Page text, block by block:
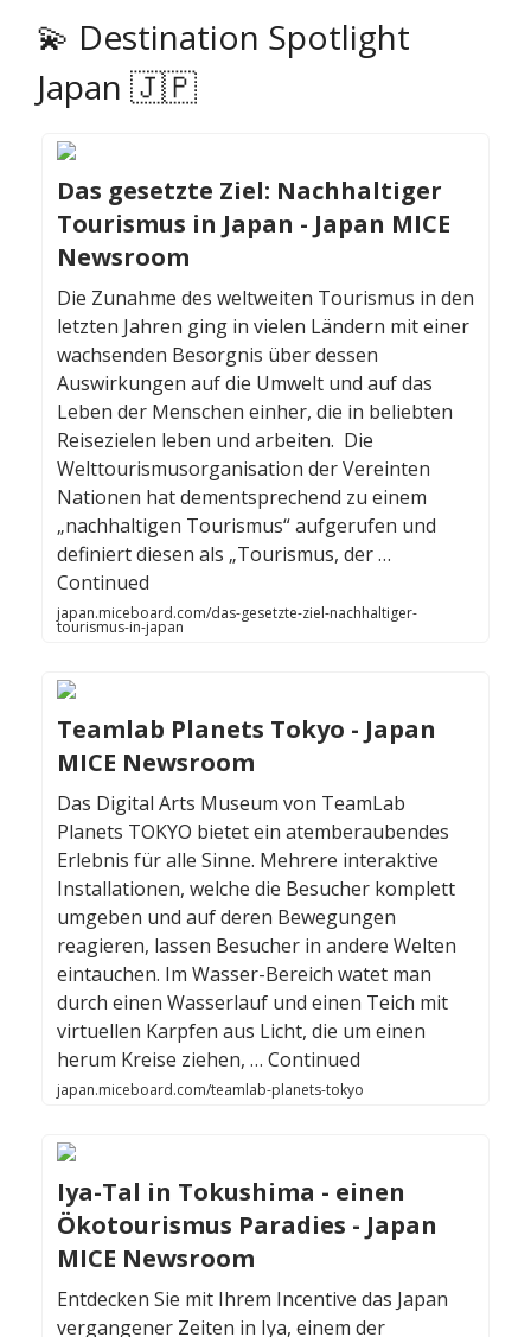
💫 Destination Spotlight
Japan 🇯🇵
Das gesetzte Ziel: Nachhaltiger
Tourismus in Japan - Japan MICE
Newsroom
Die Zunahme des weltweiten Tourismus in den
letzten Jahren ging in vielen Ländern mit einer
wachsenden Besorgnis über dessen
Auswirkungen auf die Umwelt und auf das
Leben der Menschen einher, die in beliebten
Reisezielen leben und arbeiten. Die
Welttourismusorganisation der Vereinten
Nationen hat dementsprechend zu einem
„nachhaltigen Tourismus“ aufgerufen und
definiert diesen als „Tourismus, der …
Continued
japan.miceboard.com/das-gesetzte-ziel-nachhaltiger-
tourismus-in-japan
Teamlab Planets Tokyo - Japan
MICE Newsroom
Das Digital Arts Museum von TeamLab
Planets TOKYO bietet ein atemberaubendes
Erlebnis für alle Sinne. Mehrere interaktive
Installationen, welche die Besucher komplett
umgeben und auf deren Bewegungen
reagieren, lassen Besucher in andere Welten
eintauchen. Im Wasser-Bereich watet man
durch einen Wasserlauf und einen Teich mit
virtuellen Karpfen aus Licht, die um einen
herum Kreise ziehen, … Continued
japan.miceboard.com/teamlab-planets-tokyo
Iya-Tal in Tokushima - einen
Ökotourismus Paradies - Japan
MICE Newsroom
Entdecken Sie mit Ihrem Incentive das Japan
vergangener Zeiten in Iya, einem der